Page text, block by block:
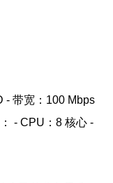
- 带宽：100 Mbps
- CPU：8 核心 -